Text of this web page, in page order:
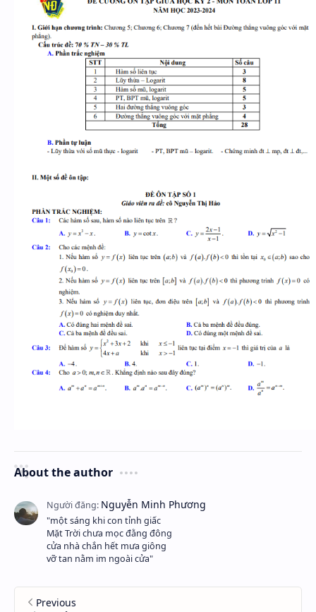
About the author
"một sáng khi con tỉnh giấc
Mặt Trời chưa mọc đằng đông
cửa nhà chắn hết mưa giông
vỡ tan nằm im ngoài cửa"